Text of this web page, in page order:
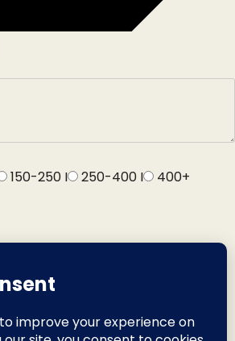
150-250 I 250-400 I
400+